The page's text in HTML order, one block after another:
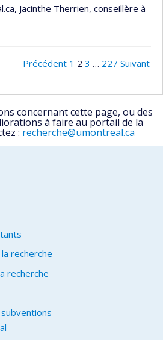
Jacinthe Therrien, conseillère à
Précédent 1 2 3 … 227 Suivant
concernant cette page, ou des
à faire au portail de la
: recherche@umontreal.ca
recherche
recherche